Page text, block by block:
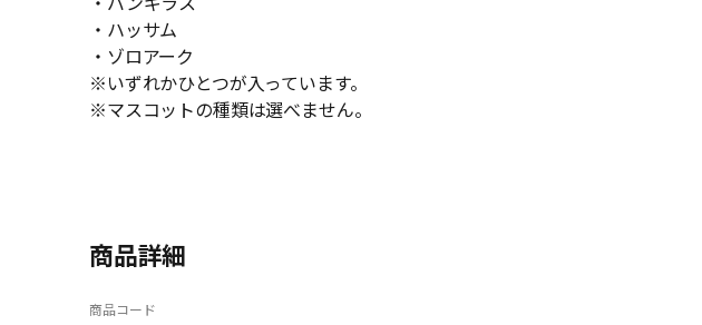
・ハッサム
・ゾロアーク
※いずれかひとつが入っています。
※マスコットの種類は選べません。
商品詳細
商品コード